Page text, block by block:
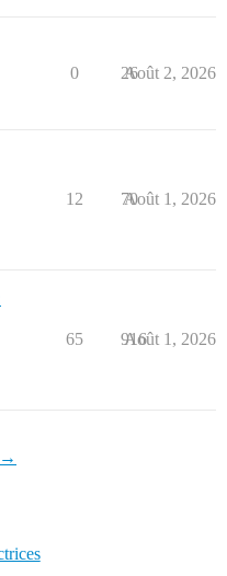
0 26
Août 2, 2026
12 70
Août 1, 2026
65 916
Août 1, 2026
→